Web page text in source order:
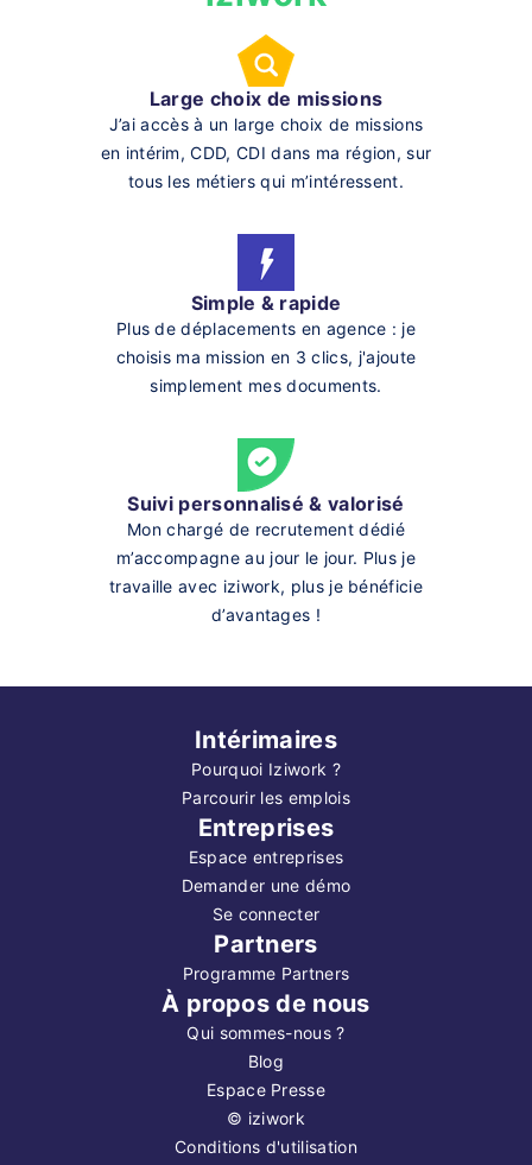
Large choix de missions
J’ai accès à un large choix de missions
en intérim, CDD, CDI dans ma région, sur
tous les métiers qui m’intéressent.
Simple & rapide
Plus de déplacements en agence : je
choisis ma mission en 3 clics, j'ajoute
simplement mes documents.
Suivi personnalisé & valorisé
Mon chargé de recrutement dédié
m’accompagne au jour le jour. Plus je
travaille avec iziwork, plus je bénéficie
d’avantages !
Intérimaires
Pourquoi Iziwork ?
Parcourir les emplois
Entreprises
Espace entreprises
Demander une démo
Se connecter
Partners
Programme Partners
À propos de nous
Qui sommes-nous ?
Blog
Espace Presse
© iziwork
Conditions d'utilisation